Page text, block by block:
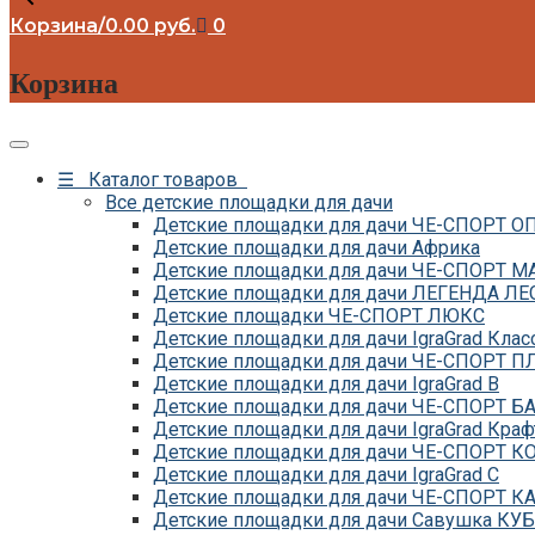
Корзина/0.00 руб. 0
Корзина
☰ Каталог товаров
Все детские площадки для дачи
Детские площадки для дачи ЧЕ-СПОРТ
Детские площадки для дачи Африка
Детские площадки для дачи ЧЕ-СПОРТ
Детские площадки для дачи ЛЕГЕНДА
Детские площадки ЧЕ-СПОРТ ЛЮКС
Детские площадки для дачи IgraGrad
Детские площадки для дачи ЧЕ-СПОРТ
Детские площадки для дачи IgraGrad B
Детские площадки для дачи ЧЕ-СПОРТ
Детские площадки для дачи IgraGrad
Детские площадки для дачи ЧЕ-СПОРТ
Детские площадки для дачи IgraGrad С
Детские площадки для дачи ЧЕ-СПОРТ
Детские площадки для дачи Савушка КУБ